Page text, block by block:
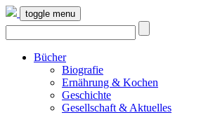
toggle menu
Bücher
Biografie
Ernährung & Kochen
Geschichte
Gesellschaft & Aktuelles